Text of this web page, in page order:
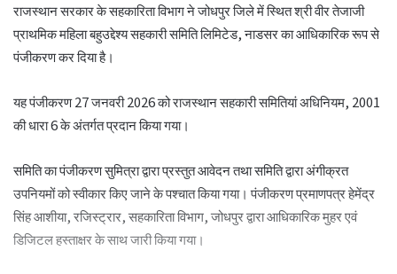
राजस्थान सरकार के सहकारिता विभाग ने जोधपुर जिले में स्थित श्री वीर तेजाजी
प्राथमिक महिला बहुउद्देश्य सहकारी समिति लिमिटेड, नाडसर का आधिकारिक रूप से
पंजीकरण कर दिया है।
यह पंजीकरण 27 जनवरी 2026 को राजस्थान सहकारी समितियां अधिनियम, 2001
की धारा 6 के अंतर्गत प्रदान किया गया।
समिति का पंजीकरण सुमित्रा द्वारा प्रस्तुत आवेदन तथा समिति द्वारा अंगीक्रत
उपनियमों को स्वीकार किए जाने के पश्चात किया गया। पंजीकरण प्रमाणपत्र हेमेंद्र
सिंह आशीया, रजिस्ट्रार, सहकारिता विभाग, जोधपुर द्वारा आधिकारिक मुहर एवं
डिजिटल हस्ताक्षर के साथ जारी किया गया।